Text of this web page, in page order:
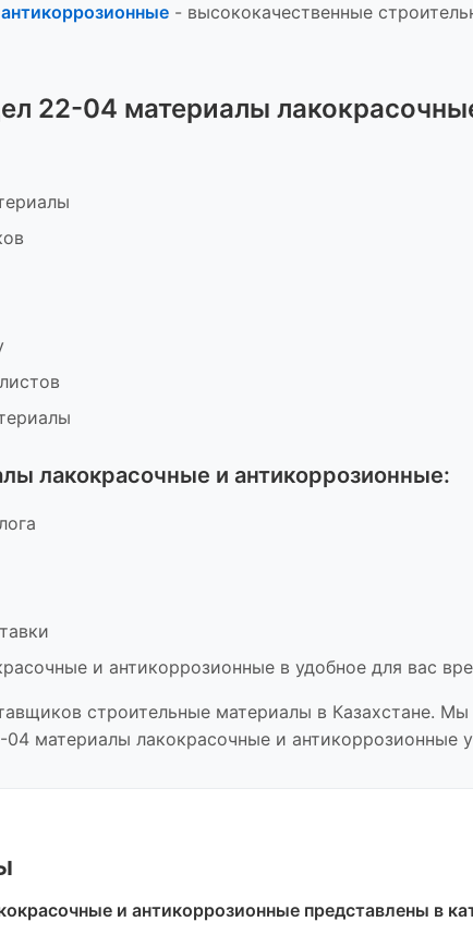
- высококачественные
22-04 материалы
лакокрасочные и антикоррозионные:
и антикоррозионные в удобное для вас
строительные материалы в Казахстане.
04 материалы лакокрасочные и антикоррозионные
и антикоррозионные представлены в